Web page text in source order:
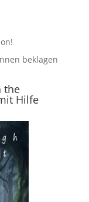
beklagen
the
Hilfe